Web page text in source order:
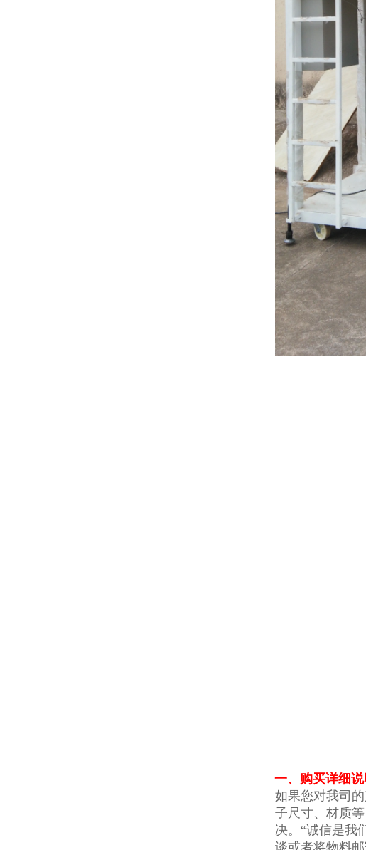
一、购买详细说
如果您对我司
子尺寸、材质
决。“诚信是我
谈或者将物料